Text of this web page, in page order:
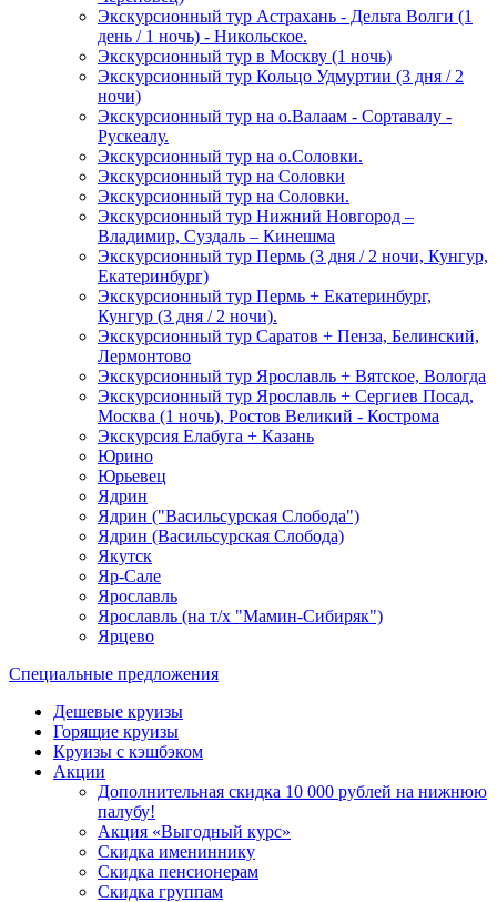
Экскурсионный тур Астрахань - Дельта Волги (1
день / 1 ночь) - Никольское.
Экскурсионный тур в Москву (1 ночь)
Экскурсионный тур Кольцо Удмуртии (3 дня / 2
ночи)
Экскурсионный тур на о.Валаам - Сортавалу -
Рускеалу.
Экскурсионный тур на о.Соловки.
Экскурсионный тур на Соловки
Экскурсионный тур на Соловки.
Экскурсионный тур Нижний Новгород –
Владимир, Суздаль – Кинешма
Экскурсионный тур Пермь (3 дня / 2 ночи, Кунгур,
Екатеринбург)
Экскурсионный тур Пермь + Екатеринбург,
Кунгур (3 дня / 2 ночи).
Экскурсионный тур Саратов + Пенза, Белинский,
Лермонтово
Экскурсионный тур Ярославль + Вятское, Вологда
Экскурсионный тур Ярославль + Сергиев Посад,
Москва (1 ночь), Ростов Великий - Кострома
Экскурсия Елабуга + Казань
Юрино
Юрьевец
Ядрин
Ядрин ("Васильсурская Слобода")
Ядрин (Васильсурская Слобода)
Якутск
Яр-Сале
Ярославль
Ярославль (на т/х "Мамин-Сибиряк")
Ярцево
Специальные предложения
Дешевые круизы
Горящие круизы
Круизы с кэшбэком
Акции
Дополнительная скидка 10 000 рублей на нижнюю
палубу!
Акция «Выгодный курс»
Скидка имениннику
Скидка пенсионерам
Скидка группам